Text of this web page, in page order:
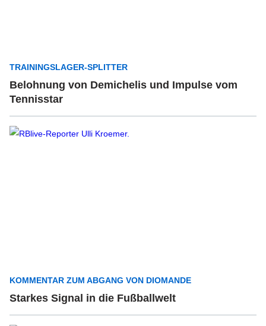
TRAININGSLAGER-SPLITTER
Belohnung von Demichelis und Impulse vom
Tennisstar
KOMMENTAR ZUM ABGANG VON DIOMANDE
Starkes Signal in die Fußballwelt